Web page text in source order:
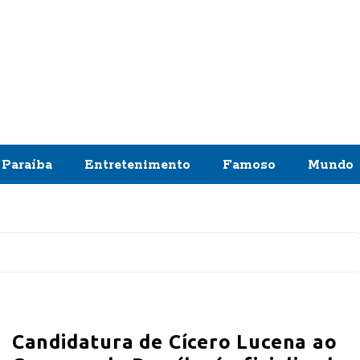
Paraíba Entretenimento Famoso Mundo
Candidatura de Cícero Lucena ao